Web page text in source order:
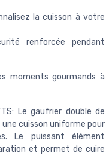
la cuisson à votre
renforcée pendant
moments gourmands à
Le gaufrier double de
cuisson uniforme pour
Le puissant élément
et permet de cuire